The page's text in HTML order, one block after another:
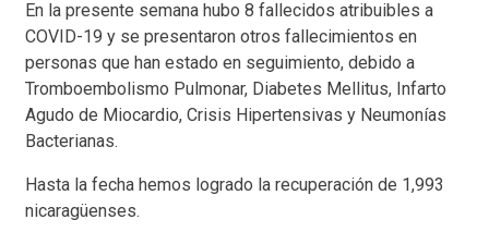
En la presente semana hubo 8 fallecidos atribuibles a
COVID-19 y se presentaron otros fallecimientos en
personas que han estado en seguimiento, debido a
Tromboembolismo Pulmonar, Diabetes Mellitus, Infarto
Agudo de Miocardio, Crisis Hipertensivas y Neumonías
Bacterianas.
Hasta la fecha hemos logrado la recuperación de 1,993
nicaragüenses.